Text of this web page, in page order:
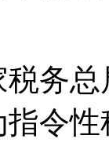
总
令